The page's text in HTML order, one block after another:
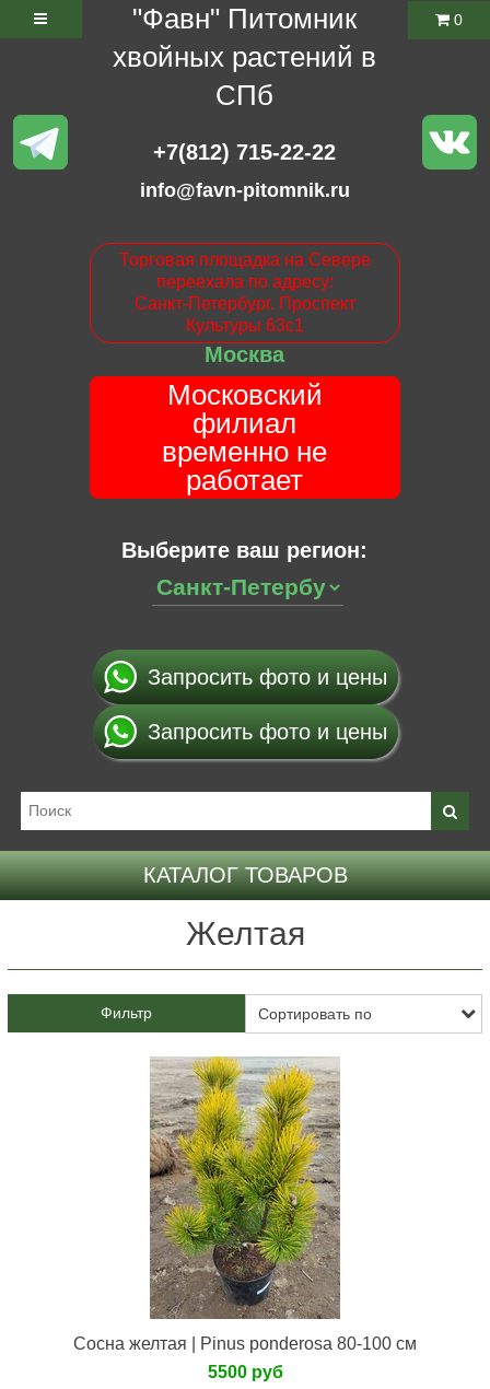
"Фавн" Питомник
хвойных растений в
СПб
+7(812) 715-22-22
info@favn-pitomnik.ru
Торговая площадка на Севере
переехала по адресу:
Санкт-Петербург. Проспект
Культуры 63с1
Москва
Московский
филиал
временно не
работает
Выберите ваш регион:
0
Запросить фото и цены
Запросить фото и цены
КАТАЛОГ ТОВАРОВ
Желтая
Фильтр
Сосна желтая | Pinus ponderosa 80-100 см
5500 руб